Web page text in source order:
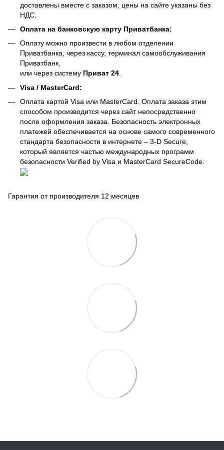
доставлены вместе с заказом, цены на сайте указаны без
НДС.
Оплата на банковскую карту Приватбанка:
Оплату можно произвести в любом отделении
Приватбанка, через кассу, терминал самообслуживания
Приватбанк,
или через систему Приват 24.
Visa / MasterCard:
Оплата картой Visa или MasterCard. Оплата заказа этим
способом производится через сайт непосредственно
после оформления заказа. Безопасность электронных
платежей обеспечивается на основе самого современного
стандарта безопасности в интернете – 3-D Secure,
который является частью международных программ
безопасности Verified by Visa и MasterCard SecureCode.
Гарантия от производителя 12 месяцев